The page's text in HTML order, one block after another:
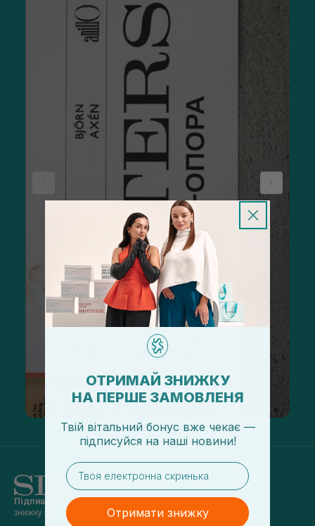
Підпишись на наші новини
знижку 5% на перше замовлення
ОТРИМАЙ ЗНИЖКУ
НА ПЕРШЕ ЗАМОВЛЕНЯ
Твій вітальний бонус вже чекає —
підписуйся на наші новини!
email
Отримати знижку